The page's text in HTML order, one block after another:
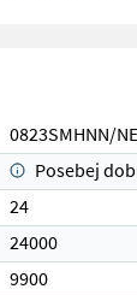
0823SMHNN/
Posebej
24
24000
9900